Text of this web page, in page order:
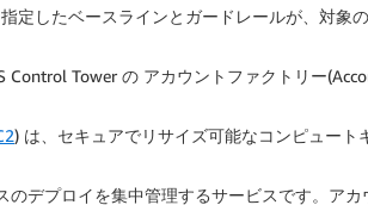
定したベースラインとガードレールが、対象
Control Tower の アカウントファクトリー
) は、セキュアでリサイズ可能なコンピュート
のデプロイを集中管理するサービスです。ア